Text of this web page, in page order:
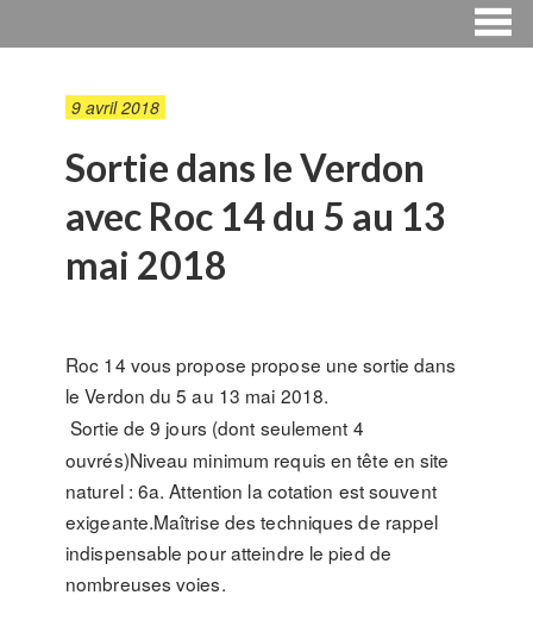
9 avril 2018
Sortie dans le Verdon
avec Roc 14 du 5 au 13
mai 2018
Roc 14 vous propose propose une sortie dans
le Verdon du 5 au 13 mai 2018.
Sortie de 9 jours (dont seulement 4
ouvrés)Niveau minimum requis en tête en site
naturel : 6a. Attention la cotation est souvent
exigeante.Maîtrise des techniques de rappel
indispensable pour atteindre le pied de
nombreuses voies.